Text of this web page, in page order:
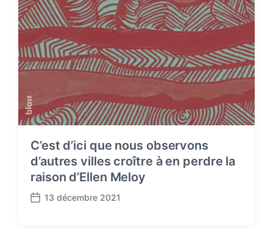
C’est d’ici que nous observons
d’autres villes croître à en perdre la
raison d’Ellen Meloy
P
13 décembre 2021